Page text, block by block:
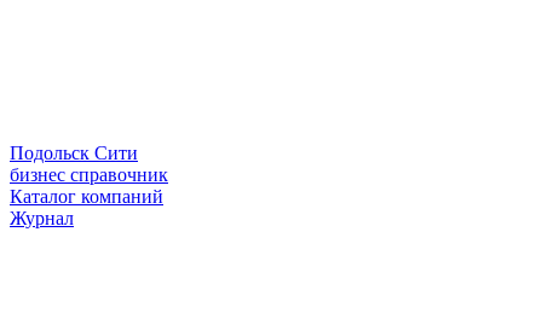
Подольск Сити
бизнес справочник
Каталог компаний
Журнал